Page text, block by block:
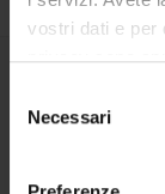
vostri dati e per
privacy sono
modificare o
momento dalla
delNecessari